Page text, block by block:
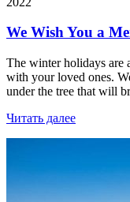
We Wish You a
The winter holidays are
with your loved ones.
under the tree that will
Читать далее